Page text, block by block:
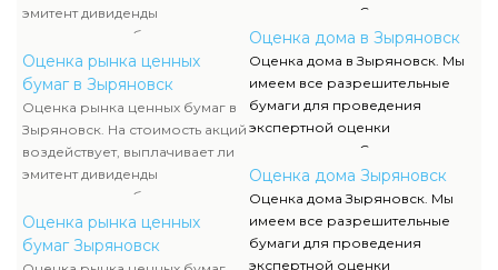
эмитент дивиденды
акционерам либо проценты по
облигациям, какой размер
данных выплат. Определение
прибыльности акций считается
составляющей рыночной
стоимости и используется
оценщиком наряду с оценкой
имущества компании-эмитента,
чтоб узнать настоящую
стоимость ценных бумаг.
Оценка рынка ценных
бумаг в Зыряновск
Оценка рынка ценных бумаг в
Зыряновск. На стоимость акций
воздействует, выплачивает ли
эмитент дивиденды
акционерам либо проценты по
облигациям, какой размер
данных выплат. Определение
прибыльности акций считается
Оценка рынка ценных
бумаг Зыряновск
недвижимости. Список данных
документов, их отображение и
сканы можно отыскать в
разделе нашего сайта.
Оценка дома в Зыряновск
Оценка дома в Зыряновск. Мы
имеем все разрешительные
бумаги для проведения
экспертной оценки
недвижимости. Список данных
документов, их отображение и
сканы можно отыскать в
разделе нашего сайта.
Оценка дома Зыряновск
Оценка дома Зыряновск. Мы
имеем все разрешительные
бумаги для проведения
экспертной оценки